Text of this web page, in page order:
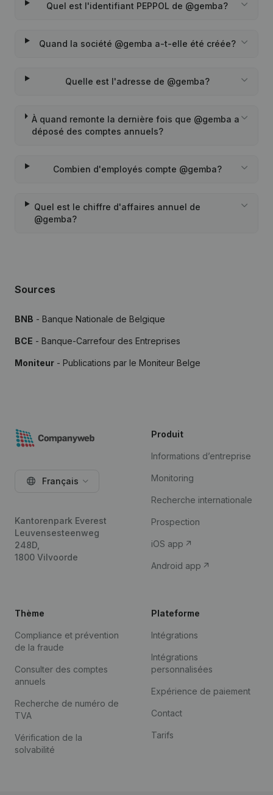
Quel est l'identifiant PEPPOL de @gemba?
Quand la société @gemba a-t-elle été créée?
Quelle est l'adresse de @gemba?
À quand remonte la dernière fois que @gemba a
déposé des comptes annuels?
Combien d'employés compte @gemba?
Quel est le chiffre d'affaires annuel de
@gemba?
Sources
BNB - Banque Nationale de Belgique
BCE - Banque-Carrefour des Entreprises
Moniteur - Publications par le Moniteur Belge
Français
Kantorenpark Everest
Leuvensesteenweg
248D,
1800 Vilvoorde
Produit
Informations d’entreprise
Monitoring
Recherche internationale
Prospection
iOS app
Android app
Thème
Compliance et prévention
de la fraude
Consulter des comptes
annuels
Recherche de numéro de
TVA
Vérification de la
solvabilité
Plateforme
Intégrations
Intégrations
personnalisées
Expérience de paiement
Contact
Tarifs